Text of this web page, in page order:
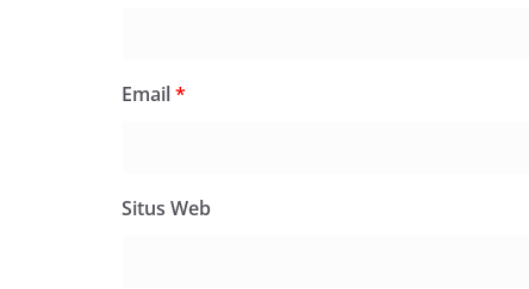
Email*
Situs Web